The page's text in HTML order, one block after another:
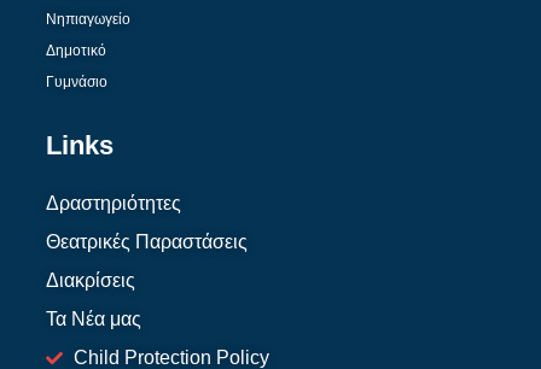
Νηπιαγωγείο
Δημοτικό
Γυμνάσιο
Links
Δραστηριότητες
Θεατρικές Παραστάσεις
Διακρίσεις
Τα Νέα μας
Child Protection Policy